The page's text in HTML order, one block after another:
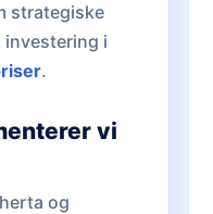
strategiske
investering i
.
vi
og